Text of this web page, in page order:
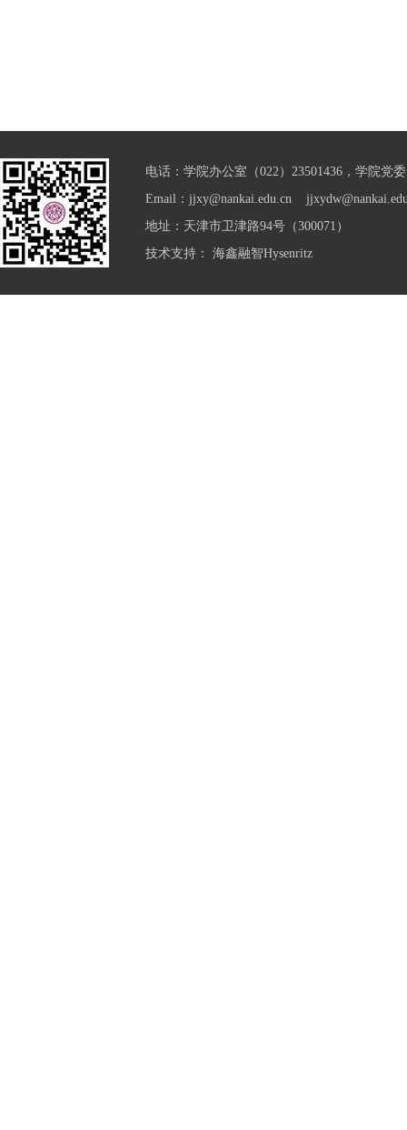
电话：学院办公室（022）23501436，学院党
Email：jjxy@nankai.edu.cn
地址：天津市卫津路94号（300071）
技术支持： 海鑫融智Hysenritz